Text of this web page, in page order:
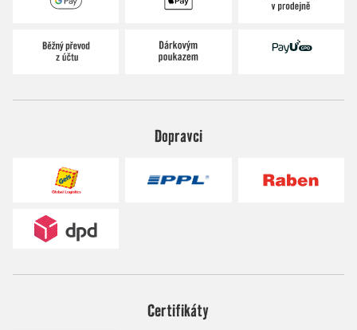
Dopravci
Certifikáty